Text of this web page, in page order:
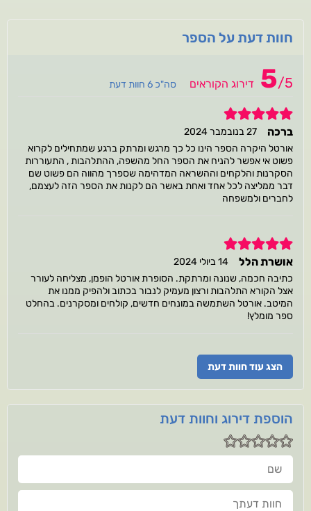
חוות דעת על הספר
5/5 דירוג הקוראים סה"כ 6 חוות דעת
5
ברכה
27 בנובמבר 2024
אורטל היקרה הספר הינו כל כך מרגש ומרתק ברגע שמתחילים לקרוא
פשוט אי אפשר להניח את הספר החל מהשפה, ההתלהבות , התעוררות
הסקרנות והלקחים וההשראה המדהימה שספרך מהווה הם פשוט שם
דבר ממליצה לכל אחד ואחת באשר הם לקנות את הספר הזה לעצמם,
לחברים ולמשפחה
5
אושרת הלל
14 ביולי 2024
כתיבה חכמה, שנונה ומרתקת. הסופרת אורטל הופמן, מצליחה לעורר
אצל הקורא התלהבות ורצון מעמיק לנבור בכתוב ולהפיק ממנו את
המיטב. אורטל השתמשה במונחים חדשים, קולחים ומסקרנים. בהחלט
ספר מומלץ!
הצג עוד חוות דעת
הוספת דירוג וחוות דעת
שם
חוות דעתך